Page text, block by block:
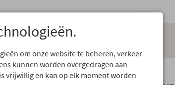
om onze website te beheren, verkeer
kunnen worden overgedragen aan
vrijwillig en kan op elk moment worden